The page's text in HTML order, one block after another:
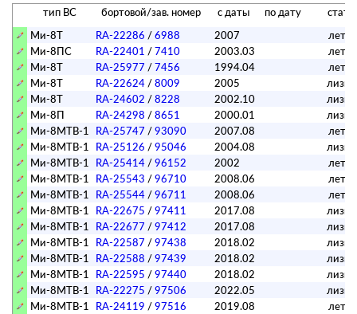
тип ВС бортовой/зав. номер с даты по дату
Ми-8Т
RA-22286 /6988 2007
Ми-8ПС
RA-22401 /7410 2003.03
Ми-8Т
RA-25977 /7456 1994.04
Ми-8Т
RA-22624 /8009 2005
Ми-8Т
RA-24602 /8228 2002.10
Ми-8П
RA-24298 /8651 2000.01
Ми-8МТВ-1
RA-25747 /93090 2007.08
Ми-8МТВ-1
RA-25126 /95046 2004.08
Ми-8МТВ-1
RA-25414 /96152 2002
Ми-8МТВ-1
RA-25543 /96710 2008.06
Ми-8МТВ-1
RA-25544 /96711 2008.06
Ми-8МТВ-1
RA-22675 /97411 2017.08
Ми-8МТВ-1
RA-22677 /97412 2017.08
Ми-8МТВ-1
RA-22587 /97438 2018.02
Ми-8МТВ-1
RA-22588 /97439 2018.02
Ми-8МТВ-1
RA-22595 /97440 2018.02
Ми-8МТВ-1
RA-22275 /97506 2022.05
Ми-8МТВ-1
RA-24119 /97516 2019.08